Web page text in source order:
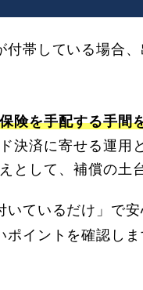
付帯している場合
険を手配する手間
決済に寄せる運用
として、補償の土
いているだけ」で
イントを確認しま